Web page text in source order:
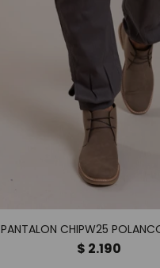
PANTALON CHIPW25
$ 2.190